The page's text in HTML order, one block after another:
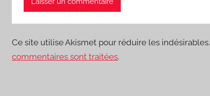
Ce site utilise Akismet pour réduire les indésirables.
commentaires sont traitées.